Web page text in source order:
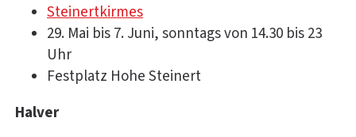
Steinertkirmes
29. Mai bis 7. Juni, sonntags von 14.30 bis 23
Uhr
Festplatz Hohe Steinert
Halver